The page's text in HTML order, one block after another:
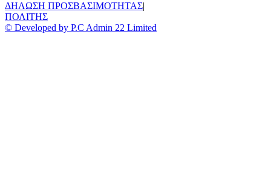
ΔΗΛΩΣΗ ΠΡΟΣΒΑΣΙΜΟΤΗΤΑΣ|
ΠΟΛΙΤΗΣ
© Developed by P.C Admin 22 Limited